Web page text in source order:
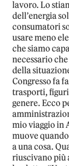
lavoro. Lo
dell’energia
consumatori
usare meno
che siamo
necessario
della
Congresso fa
trasporti,
genere. Ecco
mio viaggio in
muove
a una cosa.
riuscivano più